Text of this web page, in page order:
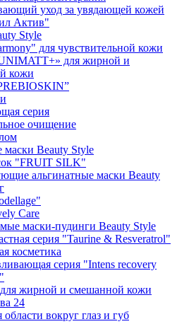
уход за увядающей кожей
Актив"
Style
для чувствительной кожи
для жирной и
кожи
серия
очищение
Beauty Style
"FRUIT SILK"
альгинатные маски Beauty
Care
маски-пудинги Beauty Style
серия "Taurine & Resveratrol"
косметика
серия "Intens recovery
жирной и смешанной кожи
24
вокруг глаз и губ